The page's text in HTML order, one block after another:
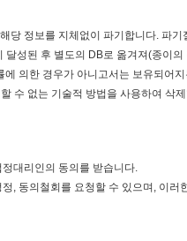
당 정보를 지체없이 파기합니다. 파
성된 후 별도의 DB로 옮겨져(종이
의한 경우가 아니고서는 보유되어
수 없는 기술적 방법을 사용하여 삭
대리인의 동의를 받습니다.
, 동의철회를 요청할 수 있으며, 이